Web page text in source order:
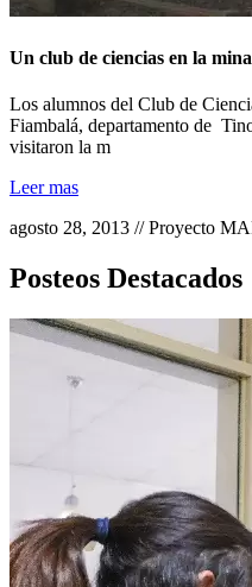
Un club de ciencias en la mina
Los alumnos del Club de
Fiambalá, departamento de
visitaron la m
Leer mas
agosto 28, 2013 // Proyecto
Posteos Destacados